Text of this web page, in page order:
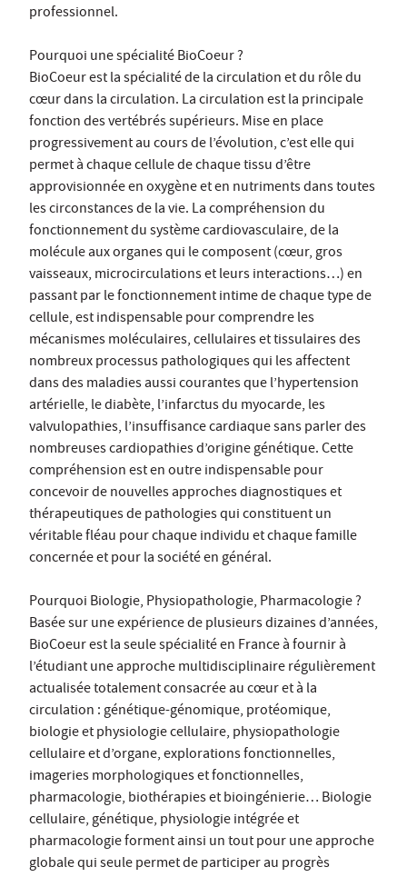
professionnel.
Pourquoi une spécialité BioCoeur ?
BioCoeur est la spécialité de la circulation et du rôle du
cœur dans la circulation. La circulation est la principale
fonction des vertébrés supérieurs. Mise en place
progressivement au cours de l’évolution, c’est elle qui
permet à chaque cellule de chaque tissu d’être
approvisionnée en oxygène et en nutriments dans toutes
les circonstances de la vie. La compréhension du
fonctionnement du système cardiovasculaire, de la
molécule aux organes qui le composent (cœur, gros
vaisseaux, microcirculations et leurs interactions…) en
passant par le fonctionnement intime de chaque type de
cellule, est indispensable pour comprendre les
mécanismes moléculaires, cellulaires et tissulaires des
nombreux processus pathologiques qui les affectent
dans des maladies aussi courantes que l’hypertension
artérielle, le diabète, l’infarctus du myocarde, les
valvulopathies, l’insuffisance cardiaque sans parler des
nombreuses cardiopathies d’origine génétique. Cette
compréhension est en outre indispensable pour
concevoir de nouvelles approches diagnostiques et
thérapeutiques de pathologies qui constituent un
véritable fléau pour chaque individu et chaque famille
concernée et pour la société en général.
Pourquoi Biologie, Physiopathologie, Pharmacologie ?
Basée sur une expérience de plusieurs dizaines d’années,
BioCoeur est la seule spécialité en France à fournir à
l’étudiant une approche multidisciplinaire régulièrement
actualisée totalement consacrée au cœur et à la
circulation : génétique-génomique, protéomique,
biologie et physiologie cellulaire, physiopathologie
cellulaire et d’organe, explorations fonctionnelles,
imageries morphologiques et fonctionnelles,
pharmacologie, biothérapies et bioingénierie… Biologie
cellulaire, génétique, physiologie intégrée et
pharmacologie forment ainsi un tout pour une approche
globale qui seule permet de participer au progrès